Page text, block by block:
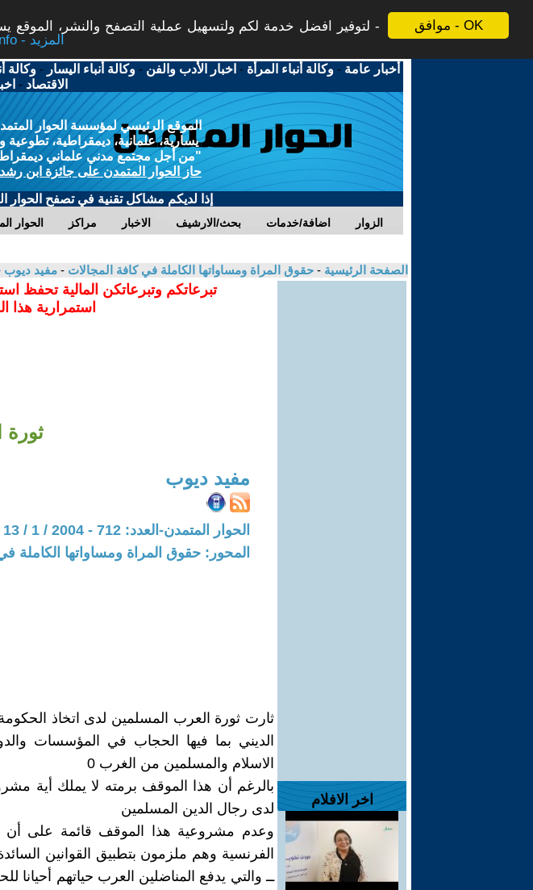
موافق - OK
لتوفير افضل خدمة لكم ولتسهيل عملية التصفح والنشر، الموقع
More info - المزيد
أخبار عامة -وكالة أنباء المرأة - اخبار الأدب والفن -وكالة أنباء اليسار -وكالة
الاقتصاد -
الموقع الرئيسي لمؤسسة الحوار
يسارية، علمانية، ديمقراطية، تطوعية
"من أجل مجتمع مدني علماني
حاز الحوار المتمدن على جائزة ابن رشد
إذا لديكم مشاكل تقنية في تصفح الحوار
الحوار مراكز الاخبار بحث/الارشيف اضافة/خدمات الزوار
الصفحة الرئيسية - حقوق المراة ومساواتها الكاملة في كافة المجالات - مفيد ديوب
اخر الافلام
تبرعاتكم وتبرعاتكن المالية تحفظ
استمرارية هذا
ثورة
مفيد ديوب
الحوار المتمدن-العدد: 712 - 2004 / 1 / 13 - 05:33
المحور: حقوق المراة ومساواتها الكاملة
ثارت ثورة العرب المسلمين لدى اتخاذ الحكومة
الديني بما فيها الحجاب في المؤسسات
الاسلام والمسلمين من الغرب 0
بالرغم أن هذا الموقف برمته لا يملك أية
لدى رجال الدين المسلمين
وعدم مشروعية هذا الموقف قائمة على أن
الفرنسية وهم ملزمون بتطبيق القوانين
ــ والتي يدفع المناضلين العرب حياتهم